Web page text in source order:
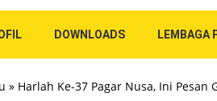
DOWNLOADS LEMBAGA
» Harlah Ke-37 Pagar Nusa, Ini Pesan